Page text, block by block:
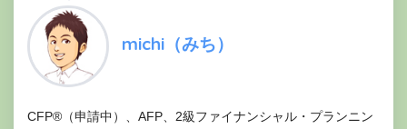
michi（みち）
CFP®（申請中）、AFP、2級ファイナンシャル・プランニン